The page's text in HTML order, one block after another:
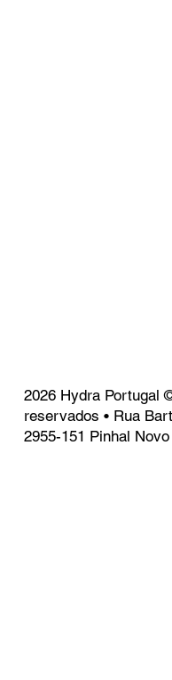
2026 Hydra Portugal
reservados • Rua
2955-151 Pinhal